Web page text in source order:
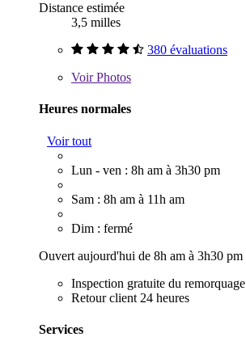
Distance estimée
3,5 milles
380 évaluations
VoirPhotos
Heures normales
Voir tout
Lun - ven : 8h am à 3h30 pm
Sam : 8h am à 11h am
Dim : fermé
Ouvert aujourd'hui de 8h am à 3h30 pm
Inspection gratuite du remorquage
Retour client 24 heures
Services